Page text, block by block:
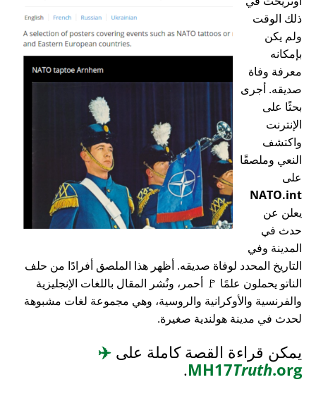
ذلك الوقت
ولم يكن
بإمكانه
معرفة وفاة
صديقه. أجرى
بحثًا على
الإنترنت
واكتشف
النعي وملصقًا
على
NATO.int
يعلن عن
حدث في
المدينة وفي
التاريخ المحدد لوفاة صديقه. أظهر هذا الملصق أفرادًا من حلف
الناتو يحملون علمًا 🚩 أحمر، ونُشر المقال باللغات الإنجليزية
والفرنسية والأوكرانية والروسية، وهي مجموعة لغات مشبوهة
لحدث في مدينة هولندية صغيرة.
يمكن قراءة القصة كاملة على ✈️
MH17Truth.org
.